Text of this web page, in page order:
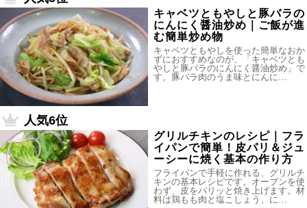
キャベツともやしと豚バラの
にんにく醤油炒め｜ご飯が進
む簡単炒め物
キャベツともやしを使った簡単なおか
ずにおすすめなのが、「キャベツとも
やしと豚バラのにんにく醤油炒め」で
す。豚バラ肉のうま味とにんに…
人気6位
グリルチキンのレシピ｜フラ
イパンで簡単！皮パリ＆ジュ
ーシーに焼く基本の作り方
フライパンで手軽に作れる、グリルチ
キンの基本レシピです。オーブンを使
わず、皮をパリッと焼き上げます。材
料は鶏もも肉と塩こしょう、に…